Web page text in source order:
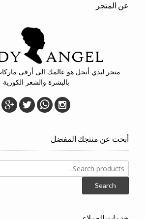
عن المتجر
متجر ليدي أنجل هو عالمك الى أرقى
بالبشرة والشعر الكورية
أبحث عن منتجك المفضل
Search
for:
Search